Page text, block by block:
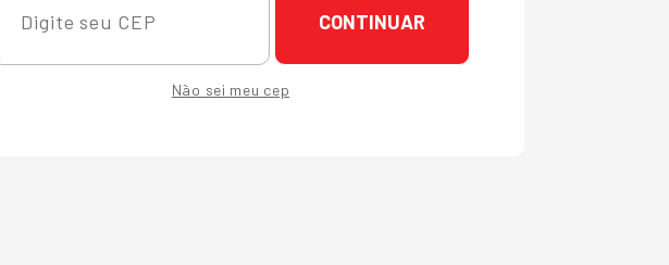
CONTINUAR
Não sei meu cep